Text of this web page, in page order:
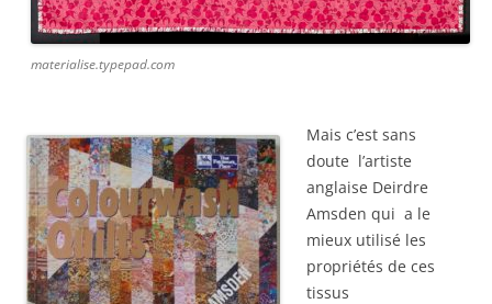
materialise.typepad.com
Mais c’est sans
doute l’artiste
anglaise Deirdre
Amsden qui a le
mieux utilisé les
propriétés de ces
tissus